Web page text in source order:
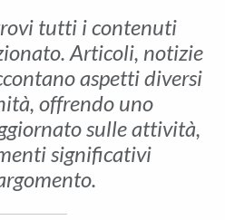
tutti i contenuti
Articoli, notizie
aspetti diversi
offrendo uno
sulle attività,
significativi